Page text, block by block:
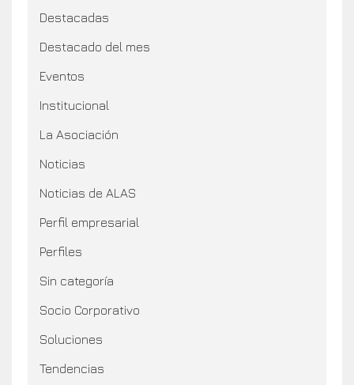
Destacadas
Destacado del mes
Eventos
Institucional
La Asociación
Noticias
Noticias de ALAS
Perfil empresarial
Perfiles
Sin categoría
Socio Corporativo
Soluciones
Tendencias